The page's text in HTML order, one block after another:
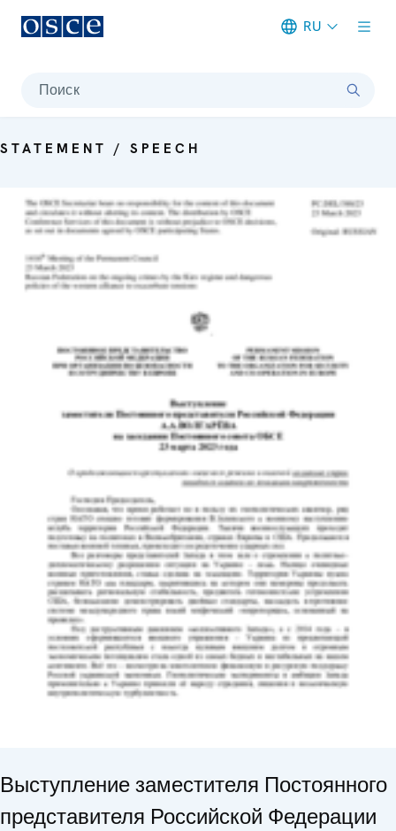
RU
Поиск
STATEMENT / SPEECH
Выступление заместителя Постоянного
представителя Российской Федерации